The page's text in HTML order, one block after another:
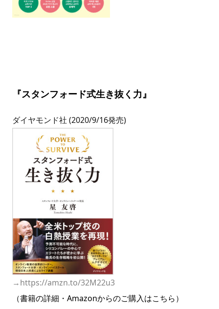
『スタンフォード式生き抜く力』
ダイヤモンド社 (2020/9/16発売)
→https://amzn.to/32M22u3
（書籍の詳細・Amazonからのご購入はこちら）